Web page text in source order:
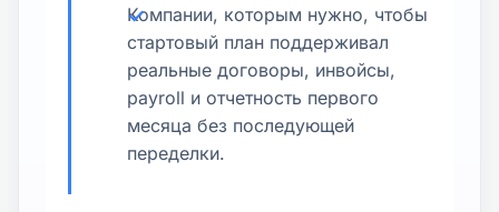
Компании, которым нужно, чтобы
стартовый план поддерживал
реальные договоры, инвойсы,
payroll и отчетность первого
месяца без последующей
переделки.